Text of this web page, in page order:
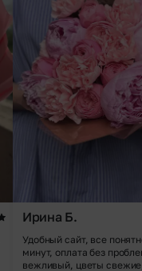
Ирина Б.
Удобный сайт, все
минут, оплата без
вежливый, цветы